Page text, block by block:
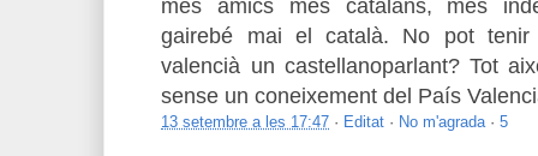
més amics més catalans, més
gairebé mai el català. No pot tenir
valencià un castellanoparlant? Tot
sense un coneixement del País
13 setembre a les 17:47 · Editat · No m'agrada ·5